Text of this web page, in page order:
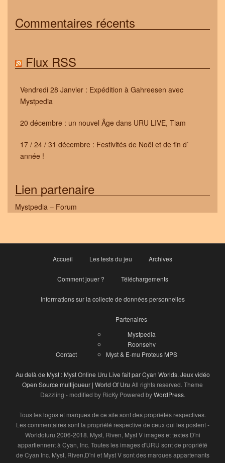
Commentaires récents
Flux RSS
Vendredi 28 Janvier : Expédition à Gahreesen avec
Mystpedia
20 décembre : un nouvel Âge dans URU LIVE, Tiam
17 / 24 / 31 décembre : Festivités de Noël et de fin d`
année !
Lien partenaire
Mystpedia – Forum
Accueil Les tests du jeu Archives
Comment jouer ? Téléchargements
Informations sur la collecte de données personnelles
Contact
Partenaires
Mystpedia
Roonsehv
Myst & E-mu Proteus MPS
Au delà de Myst : Myst Online Uru Live fait par Cyan Worlds. Jeux vidéo
Open Source multijoueur | World Of Uru All rights reserved. Theme
Dazzling - modified by RicKy Powered byWordPress.
Tous les logos et marques de ce site sont des propriétés respectives.
Les commentaires sont la propriété respective de ceux qui les postent -
Worldofuru 2006-2018. Myst, Riven, Myst V images et textes D'ni
appartiennent à Cyan, Inc. Toutes les images d'URU sont de propriété
de Cyan Inc. Myst, Riven,D'ni et Myst V sont des marques appartenants